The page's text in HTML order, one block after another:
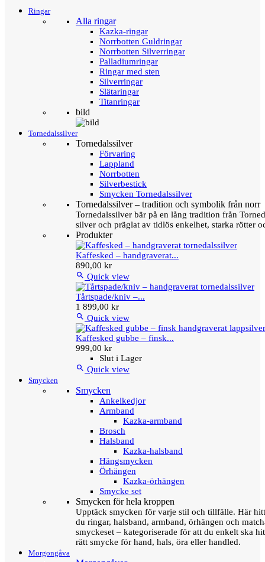
Ringar
Alla ringar
Kazka-ringar
Norrbotten Guldringar
Norrbotten Silverringar
Palladiumringar
Ringar med sten
Silverringar
Slätaringar
Titanringar
bild
Tornedalssilver
Tornedalssilver
Förvaring
Lappland
Norrbotten
Silverbestick
Smycken Tornedalssilver
Tornedalssilver – tradition och symbolik från norr
Tornedalssilver bär på en lång tradition från
silver och präglat av tidlös enkelhet, starka rötter
Produkter
Kaffesked – handgraverat...
890,00 kr
 Quick view
Tårtspade/kniv –...
1 899,00 kr
 Quick view
Kaffesked gubbe – finsk...
999,00 kr
Slut i Lager
 Quick view
Smycken
Smycken
Ankelkedjor
Armband
Kazka-armband
Brosch
Halsband
Kazka-halsband
Hängsmycken
Örhängen
Kazka-örhängen
Smycke set
Smycken för hela kroppen
Upptäck smycken för varje stil och tillfälle. Här
du ringar, halsband, armband, örhängen och
smyckeset – kategoriserade för att du enkelt ska
rätt smycke för hand, hals, öra eller handled.
Morgongåva